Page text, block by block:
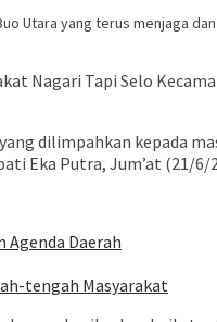
Utara yang terus menjaga
Nagari Tapi Selo
dilimpahkan kepada
Eka Putra, Jum’at (21/6/
Agenda Daerah
tengah Masyarakat